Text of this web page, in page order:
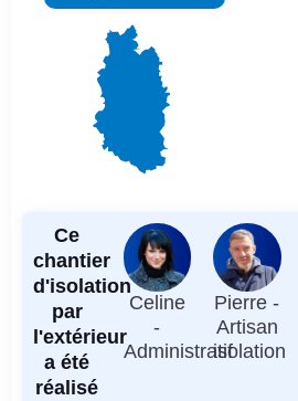
Ce
chantier
d'isolation
par
l'extérieur
a été
réalisé
Celine
-
Administratif
Pierre -
Artisan
isolation